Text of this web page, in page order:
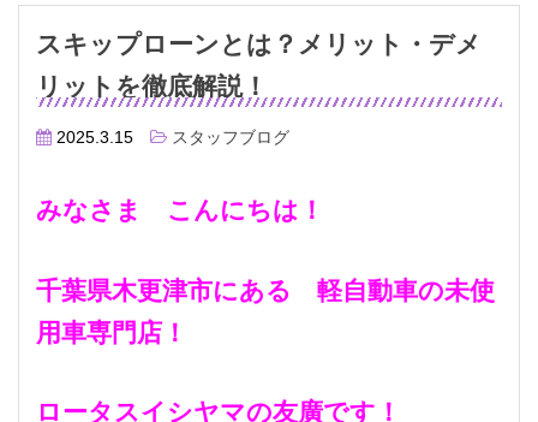
スキップローンとは？メリット・デメ
リットを徹底解説！
2025.3.15 スタッフブログ
みなさま こんにちは！
千葉県木更津市にある 軽自動車の未使
用車専門店！
ロータスイシヤマの友廣です！